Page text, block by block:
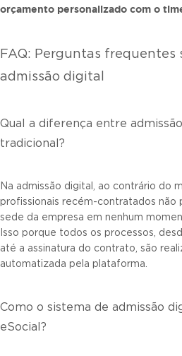
orçamento personalizado com o
FAQ: Perguntas frequentes
admissão digital
Qual a diferença entre
tradicional?
Na admissão digital, ao contrário do
profissionais recém-contratados não
sede da empresa em nenhum
Isso porque todos os processos,
até a assinatura do contrato, são
automatizada pela plataforma.
Como o sistema de admissão
eSocial?